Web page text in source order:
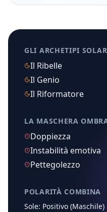
GLI ARCHETIPI
Il Ribelle
Il Genio
Il Riformatore
LA MASCHERA
Doppiezza
Instabilità emotiva
Pettegolezzo
POLARITÀ COMBINA
Sole: Positivo (Maschile)